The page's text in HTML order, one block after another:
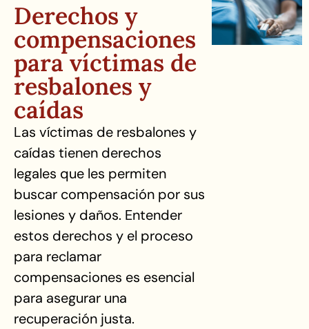
Derechos y
compensaciones
para víctimas de
resbalones y
caídas
Las víctimas de resbalones y
caídas tienen derechos
legales que les permiten
buscar compensación por sus
lesiones y daños. Entender
estos derechos y el proceso
para reclamar
compensaciones es esencial
para asegurar una
recuperación justa.